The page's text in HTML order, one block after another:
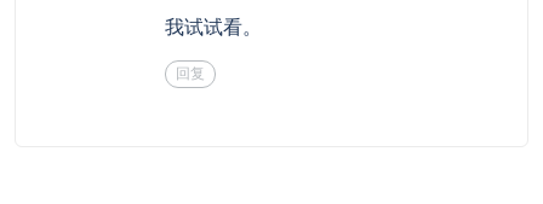
我试试看。
回复